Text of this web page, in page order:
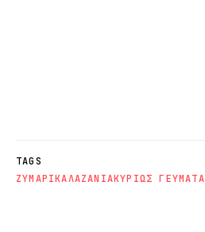
TAGS
ΖΥΜΑΡΙΚΑΛΑΖΑΝΙΑΚΥΡΙΩΣ ΓΕΥΜΑΤΑ